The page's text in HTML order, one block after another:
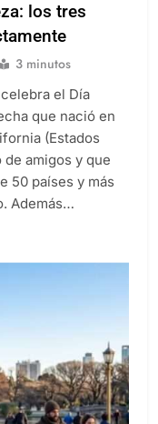
los tres
3 minutos
el Día
que nació en
(Estados
amigos y que
50 países y más
Además…